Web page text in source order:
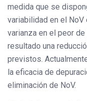
medida que se
variabilidad en el
varianza en el peor
resultado una
previstos.
la eficacia de
eliminación de NoV.